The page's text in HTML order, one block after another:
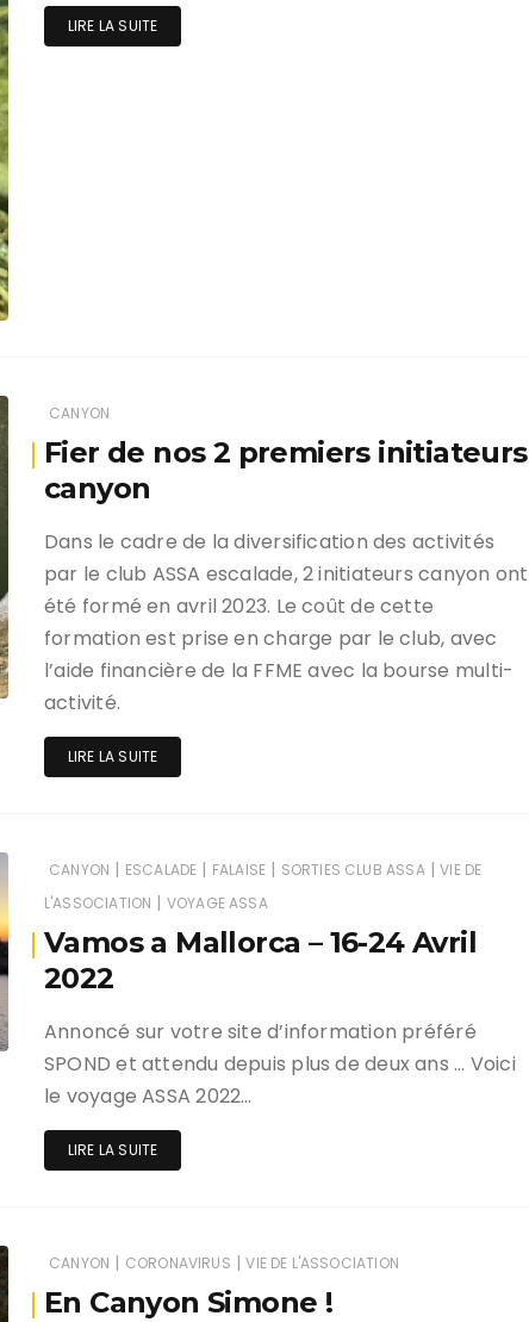
LIRE LA SUITE
CANYON
Fier de nos 2 premiers initiateurs
canyon
Dans le cadre de la diversification des activités
par le club ASSA escalade, 2 initiateurs canyon ont
été formé en avril 2023. Le coût de cette
formation est prise en charge par le club, avec
l’aide financière de la FFME avec la bourse multi-
activité.
LIRE LA SUITE
CANYON | ESCALADE | FALAISE | SORTIES CLUB ASSA | VIE DE
L'ASSOCIATION | VOYAGE ASSA
Vamos a Mallorca – 16-24 Avril
2022
Annoncé sur votre site d’information préféré
SPOND et attendu depuis plus de deux ans … Voici
le voyage ASSA 2022…
LIRE LA SUITE
CANYON | CORONAVIRUS | VIE DE L'ASSOCIATION
En Canyon Simone !